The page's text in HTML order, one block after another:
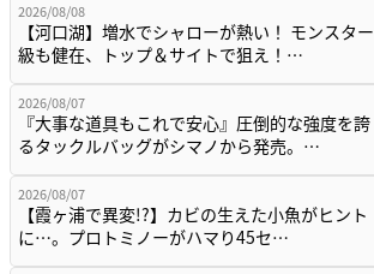
2026/08/08
【河口湖】増水でシャローが熱い！ モンスター
級も健在、トップ＆サイトで狙え！…
2026/08/07
『大事な道具もこれで安心』圧倒的な強度を誇
るタックルバッグがシマノから発売。…
2026/08/07
【霞ヶ浦で異変!?】カビの生えた小魚がヒント
に…。プロトミノーがハマり45セ…